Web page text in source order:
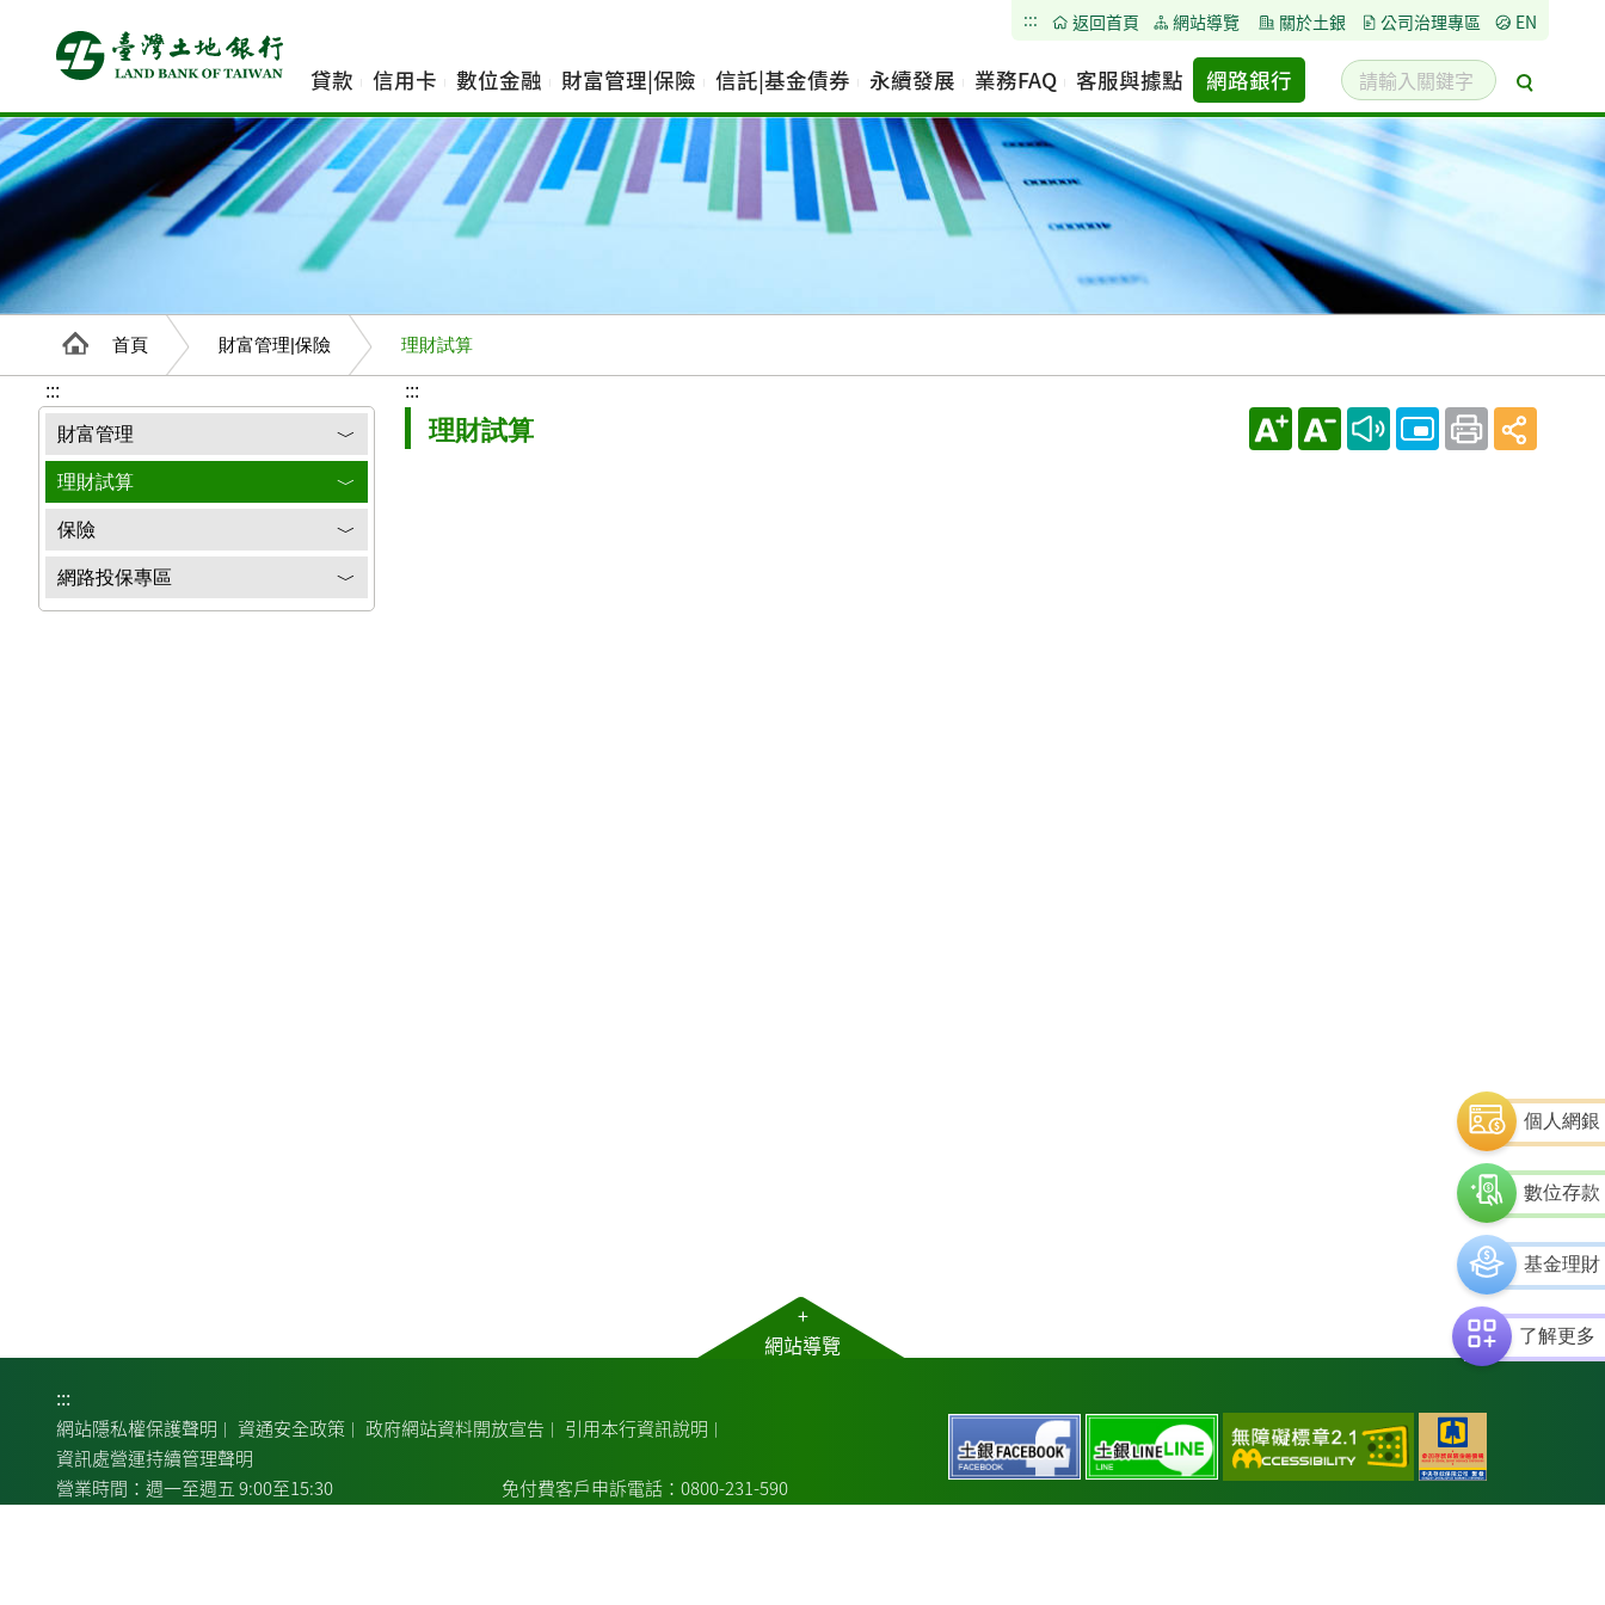
內
容
::: 返回首頁 網站導覽 關於土銀 公司治理專區 EN
貸款 信用卡 數位金融 財富管理|保險 信託|基金債券 永續發展 業務FAQ 客服與據點 網路銀行
請
輸
入
關
鍵
搜
尋
首頁 財富管理|保險 理財試算
:::
﹀
財富管理
﹀
理財試算
﹀
保險
﹀
網路投保專區
:::
理財試算
+
網站導覽
:::
網站隱私權保護聲明 ｜ 資通安全政策 ｜ 政府網站資料開放宣告 ｜ 引用本行資訊說明 ｜
資訊處營運持續管理聲明
營業時間：週一至週五 9:00至15:30
免付費客戶申訴電話：0800-231-590
土
銀
facebook
土
銀
line
過
AA
存
個人網銀
數位存款
基金理財
了解更多